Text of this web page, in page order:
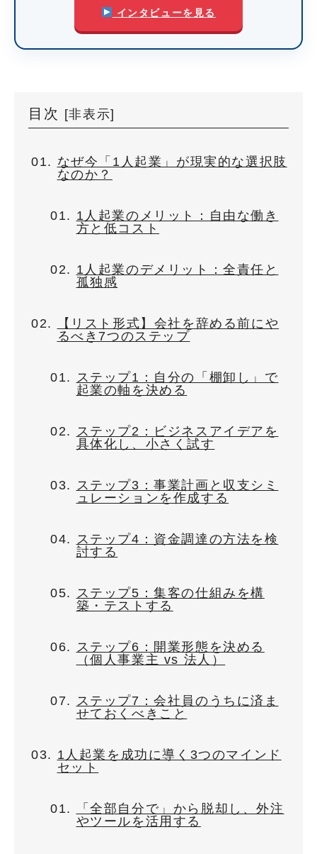
インタビューを見る
目次 [非表示]
なぜ今「1人起業」が現実的な選択肢
なのか？
1人起業のメリット：自由な働き
方と低コスト
1人起業のデメリット：全責任と
孤独感
【リスト形式】会社を辞める前にや
るべき7つのステップ
ステップ1：自分の「棚卸し」で
起業の軸を決める
ステップ2：ビジネスアイデアを
具体化し、小さく試す
ステップ3：事業計画と収支シミ
ュレーションを作成する
ステップ4：資金調達の方法を検
討する
ステップ5：集客の仕組みを構
築・テストする
ステップ6：開業形態を決める
（個人事業主 vs 法人）
ステップ7：会社員のうちに済ま
せておくべきこと
1人起業を成功に導く3つのマインド
セット
「全部自分で」から脱却し、外注
やツールを活用する